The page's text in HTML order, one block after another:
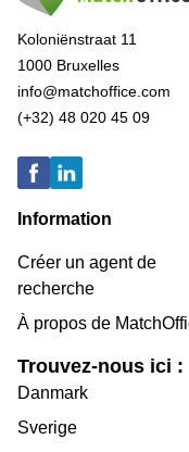
Koloniënstraat 11
1000 Bruxelles
info@matchoffice.com
(+32) 48 020 45 09
Information
Créer un agent de
recherche
À propos de
Trouvez-nous ici :
Danmark
Sverige